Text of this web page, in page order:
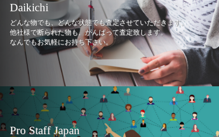
Daikichi
どんな物でも、どんな状態でも査定させていただきます。
他社様で断られた物も、がんばって査定致します。
なんでもお気軽にお持ち下さい。
Pro Staff Japan